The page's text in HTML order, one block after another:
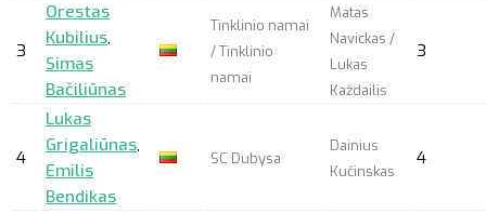
3
Orestas
Kubilius,
Simas
Bačiliūnas
Tinklinio namai
/ Tinklinio
namai
Matas
Navickas /
Lukas
Každailis
3
4
Lukas
Grigaliūnas,
Emilis
Bendikas
SC Dubysa
Dainius
Kučinskas
4